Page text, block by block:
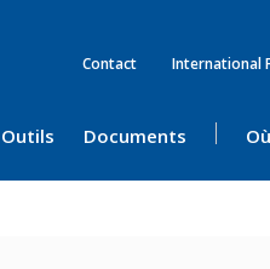
Contact International
Outils Documents